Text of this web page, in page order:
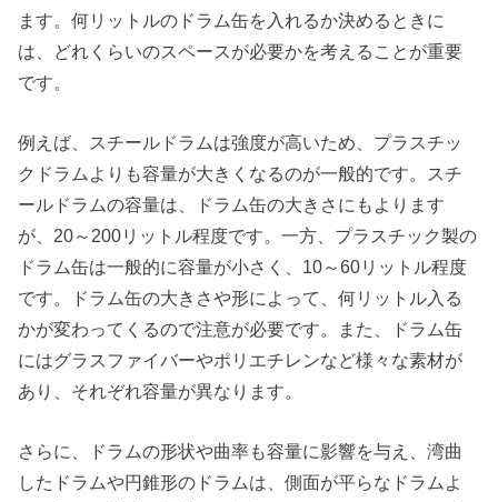
ます。何リットルのドラム缶を入れるか決めるときに
は、どれくらいのスペースが必要かを考えることが重要
です。
例えば、スチールドラムは強度が高いため、プラスチッ
クドラムよりも容量が大きくなるのが一般的です。スチ
ールドラムの容量は、ドラム缶の大きさにもよります
が、20～200リットル程度です。一方、プラスチック製の
ドラム缶は一般的に容量が小さく、10～60リットル程度
です。ドラム缶の大きさや形によって、何リットル入る
かが変わってくるので注意が必要です。また、ドラム缶
にはグラスファイバーやポリエチレンなど様々な素材が
あり、それぞれ容量が異なります。
さらに、ドラムの形状や曲率も容量に影響を与え、湾曲
したドラムや円錐形のドラムは、側面が平らなドラムよ